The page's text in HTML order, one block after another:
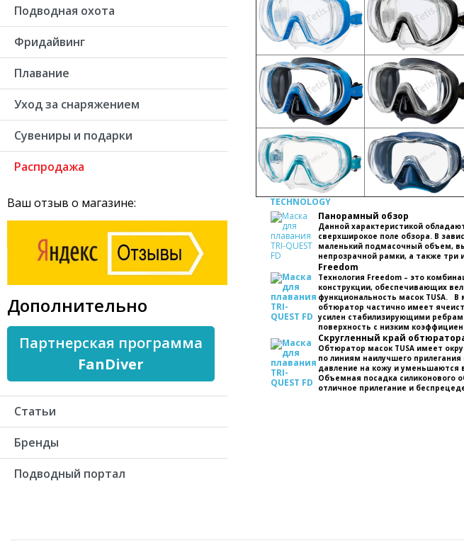
Подводная охота
Фридайвинг
Плавание
Уход за снаряжением
Сувениры и подарки
Распродажа
Ваш отзыв о магазине:
Дополнительно
Партнерская программа
FanDiver
Статьи
Бренды
Подводный портал
TECHNOLOGY
Панорамный обзор
Данной характеристикой
сверхширокое поле обзора. В
маленький подмасочный объем,
непрозрачной рамки, а также три
Freedom
Технология Freedom – это
конструкции, обеспечивающих
функциональность масок TUSA.
обтюратор частично имеет
усилен стабилизирующими
поверхность с низким
Скругленный край
Обтюратор масок TUSA имеет
по линиям наилучшего
давление на кожу и уменьшаются
Объемная посадка силиконового
отличное прилегание и